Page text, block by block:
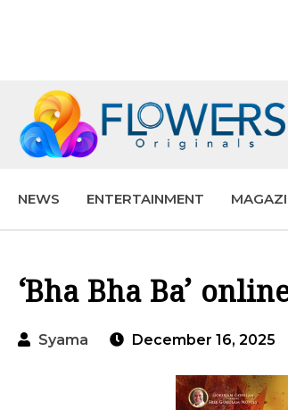
NEWS ENTERTAINMENT
‘Bha Bha Ba’
Syama December 16, 2025